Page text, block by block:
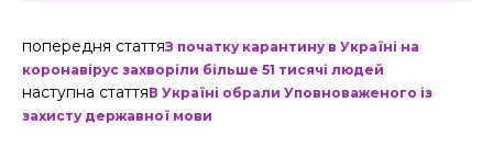
попередня статтяЗ початку карантину в Україні на
коронавірус захворіли більше 51 тисячі людей
наступна статтяВ Україні обрали Уповноваженого із
захисту державної мови